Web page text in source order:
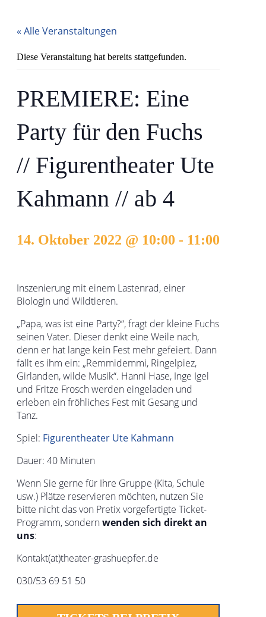
« Alle Veranstaltungen
Diese Veranstaltung hat bereits stattgefunden.
PREMIERE: Eine
Party für den Fuchs
// Figurentheater Ute
Kahmann // ab 4
14. Oktober 2022 @ 10:00 - 11:00
Inszenierung mit einem Lastenrad, einer
Biologin und Wildtieren.
„Papa, was ist eine Party?“, fragt der kleine Fuchs
seinen Vater. Dieser denkt eine Weile nach,
denn er hat lange kein Fest mehr gefeiert. Dann
fällt es ihm ein: „Remmidemmi, Ringelpiez,
Girlanden, wilde Musik“. Hanni Hase, Inge Igel
und Fritze Frosch werden eingeladen und
erleben ein fröhliches Fest mit Gesang und
Tanz.
Spiel: Figurentheater Ute Kahmann
Dauer: 40 Minuten
Wenn Sie gerne für Ihre Gruppe (Kita, Schule
usw.) Plätze reservieren möchten, nutzen Sie
bitte nicht das von Pretix vorgefertigte Ticket-
Programm, sondernwenden sich direkt an
uns:
Kontakt(at)theater-grashuepfer.de
030/53 69 51 50